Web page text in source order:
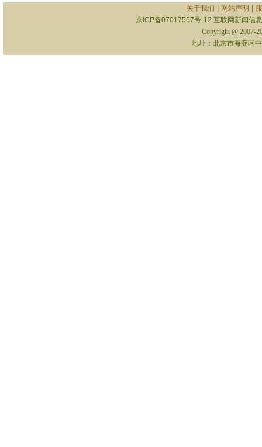
关于我们 网站声明
京ICP备07017567号-12 互联网新闻信
Copyright @ 2007-
地址：北京市海淀区